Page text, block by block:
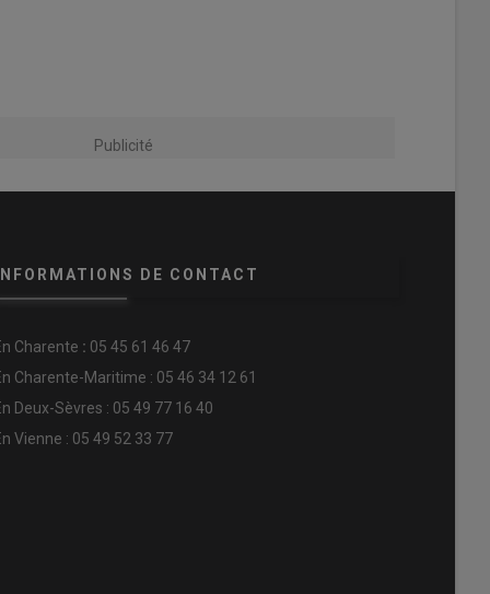
Publicité
INFORMATIONS DE CONTACT
Charente : 05 45 61 46 47
Charente-Maritime : 05 46 34 12 61
Deux-Sèvres : 05 49 77 16 40
Vienne : 05 49 52 33 77